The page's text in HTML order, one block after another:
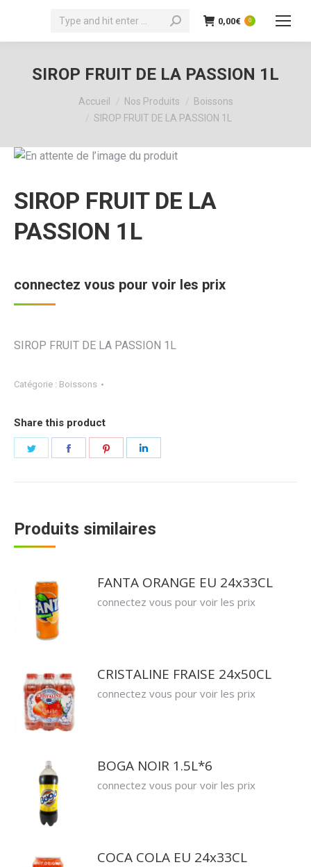
Recherche
0,00€ 0
SIROP FRUIT DE LA PASSION 1L
Vous êtes ici :Accueil Nos Produits
Boissons
SIROP FRUIT DE LA PASSION 1L
SIROP FRUIT DE LA
PASSION 1L
connectez vous pour voir les prix
SIROP FRUIT DE LA PASSION 1L
Catégorie : Boissons
Share this product
Partager
Partager Partager
Produits similaires
FANTA ORANGE EU 24x33CL
connectez vous pour voir les prix
CRISTALINE FRAISE 24x50CL
connectez vous pour voir les prix
BOGA NOIR 1.5L*6
connectez vous pour voir les prix
COCA COLA EU 24x33CL